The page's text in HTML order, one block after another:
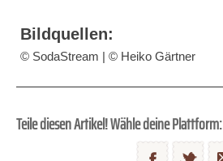
Bildquellen:
© SodaStream | © Heiko Gärtner
Teile diesen Artikel! Wähle deine Plattform: